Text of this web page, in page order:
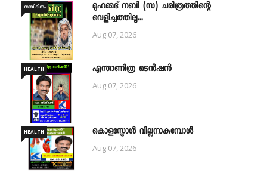
നബിദിനം
മുഹമ്മദ് നബി (സ) ചരിത്രത്തിന്റെ
വെളിച്ചത്തിലൂ...
Aug 07, 2026
HEALTH എന്താണിത്ര ടെൻഷൻ
Aug 07, 2026
HEALTH കൊളസ്ട്രോൾ വില്ലനാകുമ്പോൾ
Aug 07, 2026